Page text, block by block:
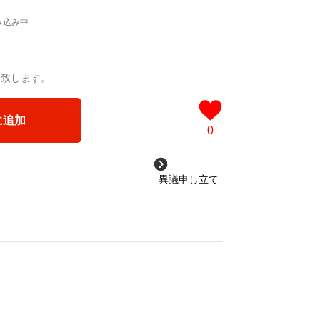
します。
追加
0
異議申し立て